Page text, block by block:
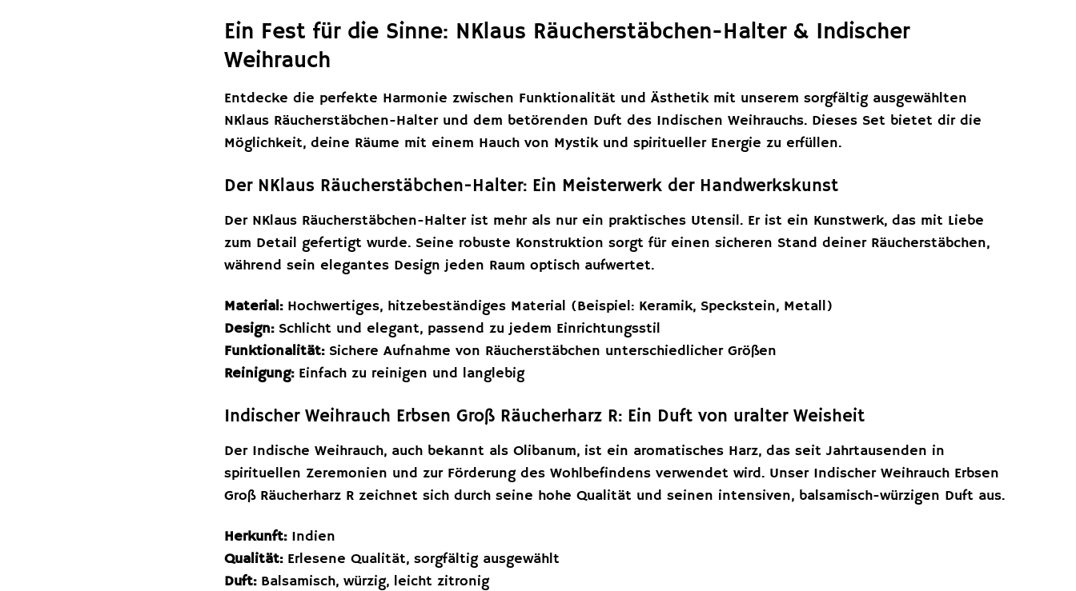
Ein Fest für die Sinne: NKlaus Räucherstäbchen-Halter & Indischer
Weihrauch
Entdecke die perfekte Harmonie zwischen Funktionalität und Ästhetik mit unserem sorgfältig ausgewählten
NKlaus Räucherstäbchen-Halter und dem betörenden Duft des Indischen Weihrauchs. Dieses Set bietet dir die
Möglichkeit, deine Räume mit einem Hauch von Mystik und spiritueller Energie zu erfüllen.
Der NKlaus Räucherstäbchen-Halter: Ein Meisterwerk der Handwerkskunst
Der NKlaus Räucherstäbchen-Halter ist mehr als nur ein praktisches Utensil. Er ist ein Kunstwerk, das mit Liebe
zum Detail gefertigt wurde. Seine robuste Konstruktion sorgt für einen sicheren Stand deiner Räucherstäbchen,
während sein elegantes Design jeden Raum optisch aufwertet.
Material:Hochwertiges, hitzebeständiges Material (Beispiel: Keramik, Speckstein, Metall)
Design:Schlicht und elegant, passend zu jedem Einrichtungsstil
Funktionalität:Sichere Aufnahme von Räucherstäbchen unterschiedlicher Größen
Reinigung:Einfach zu reinigen und langlebig
Indischer Weihrauch Erbsen Groß Räucherharz R: Ein Duft von uralter Weisheit
Der Indische Weihrauch, auch bekannt als Olibanum, ist ein aromatisches Harz, das seit Jahrtausenden in
spirituellen Zeremonien und zur Förderung des Wohlbefindens verwendet wird. Unser Indischer Weihrauch Erbsen
Groß Räucherharz R zeichnet sich durch seine hohe Qualität und seinen intensiven, balsamisch-würzigen Duft aus.
Herkunft:Indien
Qualität:Erlesene Qualität, sorgfältig ausgewählt
Duft:Balsamisch, würzig, leicht zitronig